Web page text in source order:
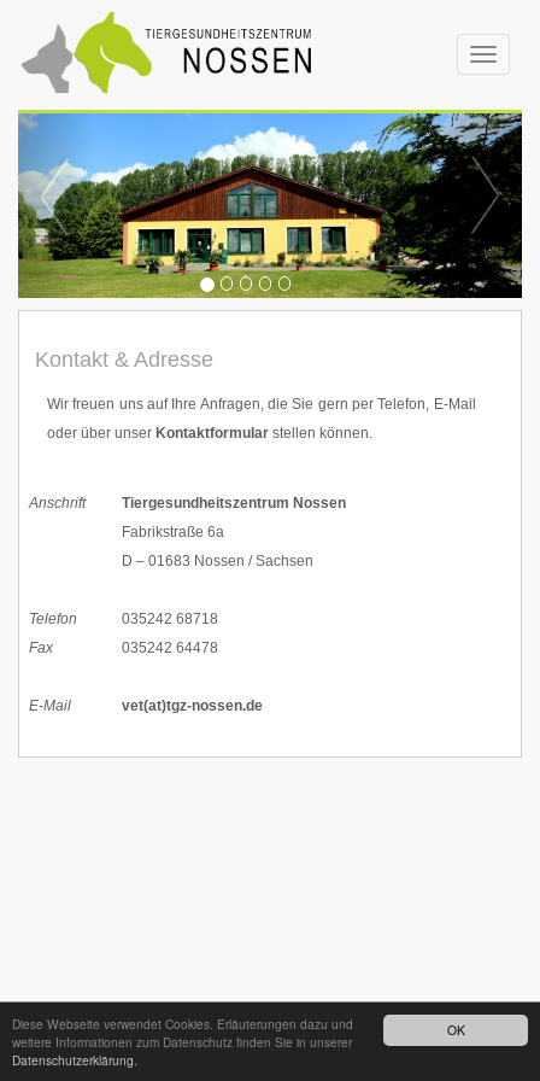
OK
Diese Webseite verwendet Cookies. Erläuterungen dazu und
weitere Informationen zum Datenschutz finden Sie in unserer
Datenschutzerklärung.
Toggle
Kontakt & Adresse
Wir freuen uns auf Ihre Anfragen, die Sie gern per Telefon, E-Mail
oder über unser Kontaktformular stellen können.
Anschrift
Tiergesundheitszentrum Nossen
Fabrikstraße 6a
D – 01683 Nossen / Sachsen
Telefon
035242 68718
Fax
035242 64478
E-Mail vet(at)tgz-nossen.de
24h - Bereitschaftsdienst unter